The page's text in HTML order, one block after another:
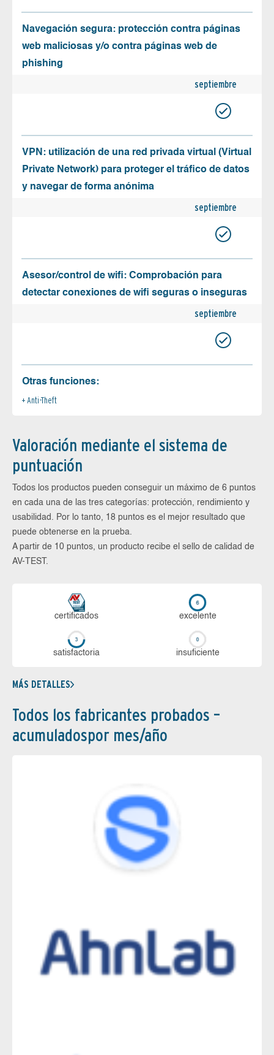
Navegación segura: protección contra páginas
web maliciosas y/o contra páginas web de
phishing
septiembre
VPN: utilización de una red privada virtual (Virtual
Private Network) para proteger el tráfico de datos
y navegar de forma anónima
septiembre
Asesor/control de wifi: Comprobación para
detectar conexiones de wifi seguras o inseguras
septiembre
Otras funciones:
Anti-Theft
Valoración mediante el sistema de
puntuación
Todos los productos pueden conseguir un máximo de 6 puntos
en cada una de las tres categorías: protección, rendimiento y
usabilidad. Por lo tanto, 18 puntos es el mejor resultado que
puede obtenerse en la prueba.
A partir de 10 puntos, un producto recibe el sello de calidad de
AV-TEST.
certi­ficados ex­ce­len­te
sa­tis­fac­to­ria in­su­fi­cien­te
MÁS DETALLES
Todos los fabricantes probados –
acumuladospor mes/año